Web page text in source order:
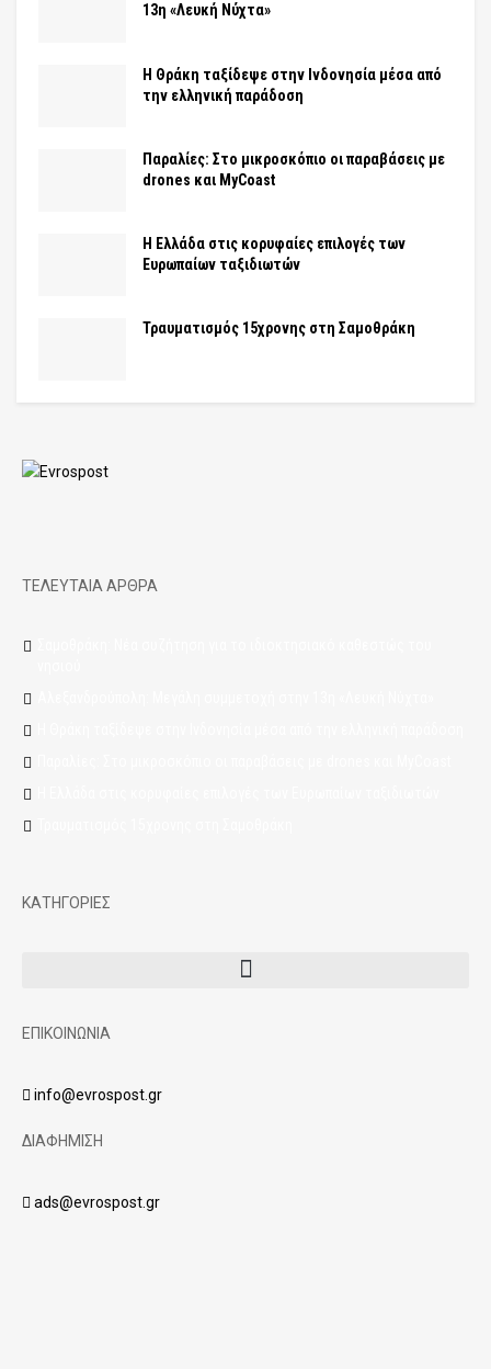
13η «Λευκή Νύχτα»
Η Θράκη ταξίδεψε στην Ινδονησία μέσα από
την ελληνική παράδοση
Παραλίες: Στο μικροσκόπιο οι παραβάσεις με
drones και MyCoast
Η Ελλάδα στις κορυφαίες επιλογές των
Ευρωπαίων ταξιδιωτών
Τραυματισμός 15χρονης στη Σαμοθράκη
ΤΕΛΕΥΤΑΙΑ ΑΡΘΡΑ
ΚΑΤΗΓΟΡΙΕΣ
ΕΠΙΚΟΙΝΩΝΙΑ
info@evrospost.gr
ΔΙΑΦΗΜΙΣΗ
ads@evrospost.gr